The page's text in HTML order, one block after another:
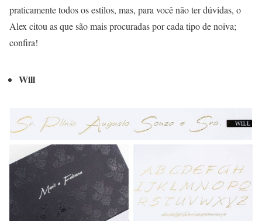
praticamente todos os estilos, mas, para você não ter dúvidas, o
Alex citou as que são mais procuradas por cada tipo de noiva;
confira!
Will